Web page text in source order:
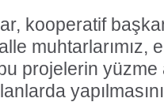
kooperatif
muhtarlarımız,
projelerin yüzme
alanlarda